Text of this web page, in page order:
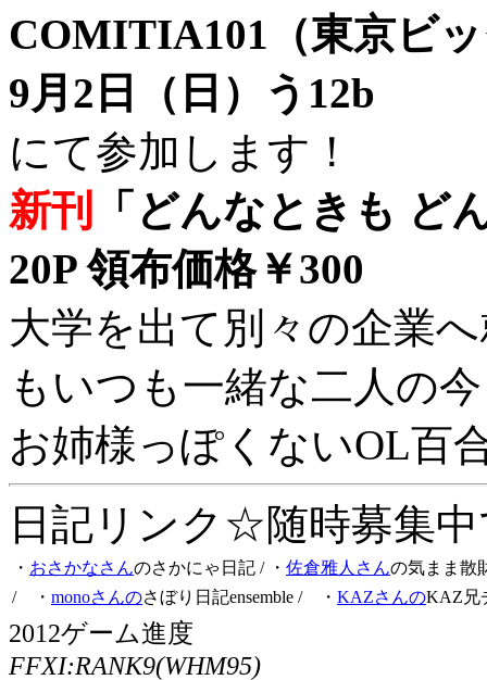
COMITIA101（東京ビ
9月2日（日）う12b
にて参加します！
新刊
「どんなときも ど
20P 領布価格￥300
大学を出て別々の企業
もいつも一緒な二人の
お姉様っぽくないOL百
日記リンク☆随時募集
・ おさかなさんのさかにゃ日記 / ・ 佐倉雅人さんの気まま散
/ ・ monoさんのさぼり日記ensemble / ・ KAZさんのKAZ兄
2012ゲーム進度
FFXI:RANK9(WHM95)